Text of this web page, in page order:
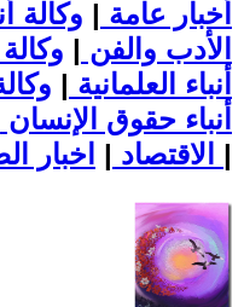
أخبار عامة | وكالة
الأدب والفن | وكالة
أنباء العلمانية |
أنباء حقوق الإنسان
الاقتصاد | |